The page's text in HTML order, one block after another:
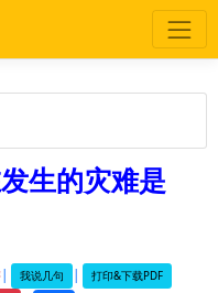
生的灾难是
| 我说几句 | 打印&下载PDF